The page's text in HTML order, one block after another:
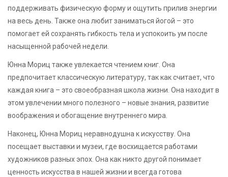
поддерживать физическую форму и ощутить прилив энергии
на весь день. Также она любит заниматься йогой – это
помогает ей сохранять гибкость тела и успокоить ум после
насыщенной рабочей недели.
Юнна Мориц также увлекается чтением книг. Она
предпочитает классическую литературу, так как считает, что
каждая книга – это своеобразная школа жизни. Она находит в
этом увлечении много полезного – новые знания, развитие
воображения и обогащение внутреннего мира.
Наконец, Юнна Мориц неравнодушна к искусству. Она
посещает выставки и музеи, где восхищается работами
художников разных эпох. Она как никто другой понимает
ценность искусства в нашей жизни и всегда готова